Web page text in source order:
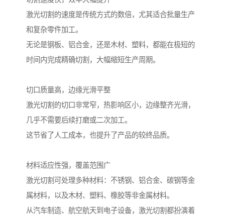
激光切割的速度是传统方式的数倍，尤其适合批量生产
和复杂零件加工。
无论是钢板、铝合金，还是木材、塑料，都能在极短的
时间内完成精确切割，大幅缩短生产周期。
切口质量高，边缘光滑平整
激光切割的切口非常窄，热影响区小，边缘整齐光滑，
几乎不需要后续打磨或二次加工。
这节省了人工成本，也提升了产品的较终品质。
材料适应性强，覆盖范围广
激光切割可处理多种材料：不锈钢、铝合金、碳钢等金
属材料，以及木材、塑料、橡胶等非金属材料。
从汽车制造、航空航天到电子设备，激光切割都扮演着